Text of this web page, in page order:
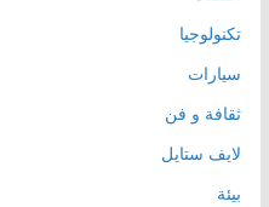
تكنولوجيا
سيارات
ثقافة و فن
لايف ستايل
بيئة